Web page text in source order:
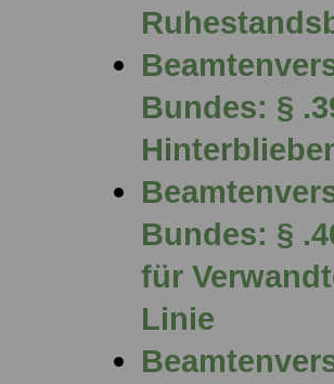
Bundes: §
Bundes: §
für
Linie